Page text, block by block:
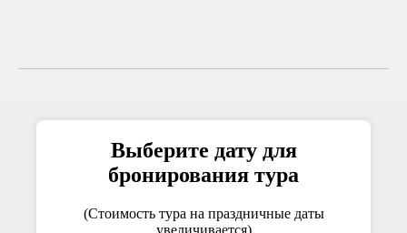
Выберите дату для
бронирования тура
(Стоимость тура на праздничные даты
увеличивается)